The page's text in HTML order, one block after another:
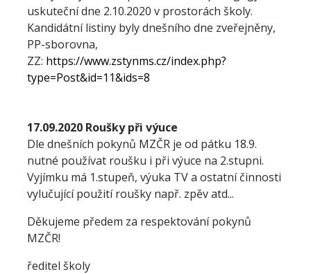
uskuteční dne 2.10.2020 v prostorách školy.
Kandidátní listiny byly dnešního dne zveřejněny,
PP-sborovna,
ZZ: https://www.zstynms.cz/index.php?
type=Post&id=11&ids=8
17.09.2020 Roušky při výuce
Dle dnešních pokynů MZČR je od pátku 18.9.
nutné používat roušku i při výuce na 2.stupni.
Vyjímku má 1.stupeň, výuka TV a ostatní činnosti
vylučující použití roušky např. zpěv atd...
Děkujeme předem za respektování pokynů
MZČR!
ředitel školy